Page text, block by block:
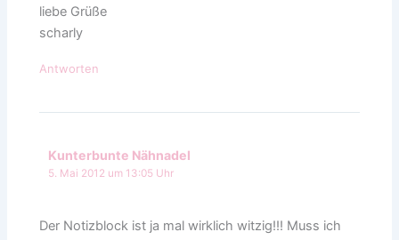
liebe Grüße
scharly
Antworten
Kunterbunte Nähnadel
5. Mai 2012 um 13:05 Uhr
Der Notizblock ist ja mal wirklich witzig!!! Muss ich